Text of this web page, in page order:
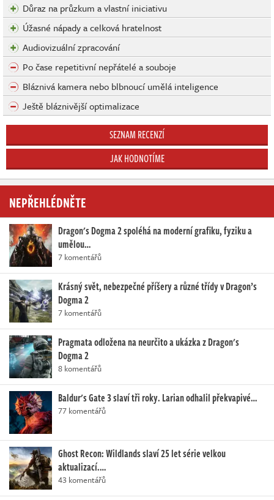
Důraz na průzkum a vlastní iniciativu
Úžasné nápady a celková hratelnost
Audiovizuální zpracování
Po čase repetitivní nepřátelé a souboje
Bláznivá kamera nebo blbnoucí umělá inteligence
Ještě bláznivější optimalizace
SEZNAM RECENZÍ
JAK HODNOTÍME
NEPŘEHLÉDNĚTE
Dragon's Dogma 2 spoléhá na moderní grafiku, fyziku a
umělou…
7 komentářů
Krásný svět, nebezpečné příšery a různé třídy v Dragon’s
Dogma 2
7 komentářů
Pragmata odložena na neurčito a ukázka z Dragon's
Dogma 2
8 komentářů
Baldur's Gate 3 slaví tři roky. Larian odhalil překvapivé…
77 komentářů
Ghost Recon: Wildlands slaví 25 let série velkou
aktualizací.…
43 komentářů